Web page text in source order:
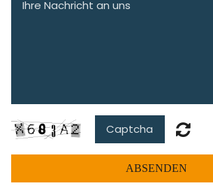
ABSENDEN